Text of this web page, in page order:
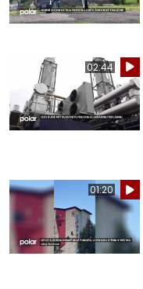
02:44
01:20